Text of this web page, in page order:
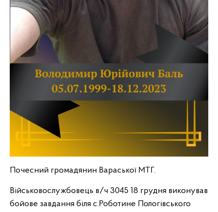
Почесний громадянин Вараської МТГ.
Військовослужбовець в/ч 3045 18 грудня виконував
бойове завдання біля с.Роботине Пологівського